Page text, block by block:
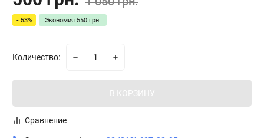
- 53% Экономия 550 грн.
Количество:
В КОРЗИНУ
Сравнение